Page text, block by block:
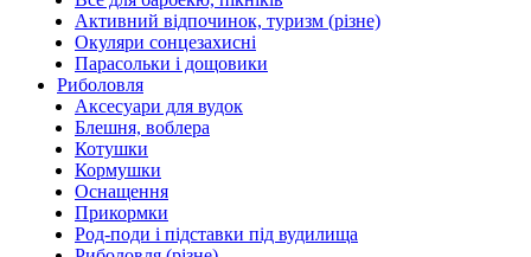
Активний відпочинок, туризм (різне)
Окуляри сонцезахисні
Парасольки і дощовики
Риболовля
Аксесуари для вудок
Блешня, воблера
Котушки
Кормушки
Оснащення
Прикормки
Род-поди і підставки під вудилища